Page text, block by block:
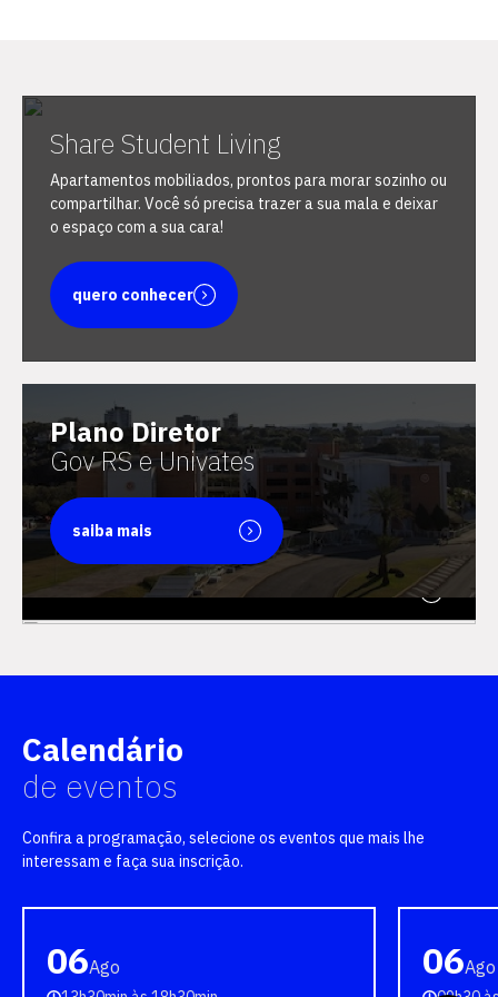
Share Student Living
Apartamentos mobiliados, prontos para morar sozinho ou
compartilhar. Você só precisa trazer a sua mala e deixar
o espaço com a sua cara!
quero conhecer
Plano Diretor
Gov RS e Univates
saiba mais
Calendário
de eventos
Confira a programação, selecione os eventos que mais lhe
interessam e faça sua inscrição.
06Ago 06Ago
Escolha a vaga que você
quer concorrer:
vagas para início de curso
vagas a partir do 2º ano de curso